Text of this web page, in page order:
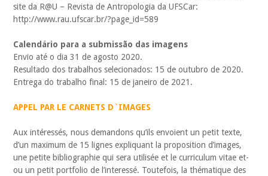
site da R@U – Revista de Antropologia da UFSCar:
http://www.rau.ufscar.br/?page_id=589
Calendário para a submissão das imagens
Envio até o dia 31 de agosto 2020.
Resultado dos trabalhos selecionados: 15 de outubro de 2020.
Entrega do trabalho final: 15 de janeiro de 2021.
APPEL PAR LE CARNETS D`IMAGES
Aux intéressés, nous demandons qu’ils envoient un petit texte,
d’un maximum de 15 lignes expliquant la proposition d’images,
une petite bibliographie qui sera utilisée et le curriculum vitae et-
ou un petit portfolio de l’interessé. Toutefois, la thématique des